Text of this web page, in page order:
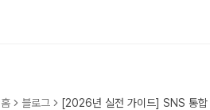
홈 블로그 [2026년 실전 가이드] SNS 통합